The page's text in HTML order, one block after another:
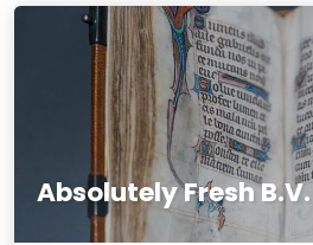
Absolutely Fresh B.V.